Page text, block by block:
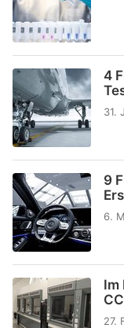
4
31.
9
6.
Im
27.